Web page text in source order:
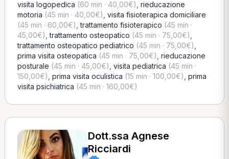
visita logopedica (60 min · 40,00€) rieducazione
motoria (45 min · 40,00€) visita fisioterapica domiciliare
(45 min · 60,00€) ,trattamento fisioterapico (45 min ·
45,00€) ,trattamento osteopatico (45 min · 75,00€)
trattamento osteopatico pediatrico (45 min · 75,00€)
prima visita osteopatica (45 min · 75,00€) rieducazione
posturale (45 min · 45,00€) visita pediatrica (45 min ·
150,00€) prima visita oculistica (15 min · 100,00€) prima
visita psichiatrica (45 min · 160,00€)
Dott.ssa Agnese
Ricciardi